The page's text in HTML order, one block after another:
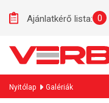
Ajánlatkérő lista: 0
Nyitólap Galériák